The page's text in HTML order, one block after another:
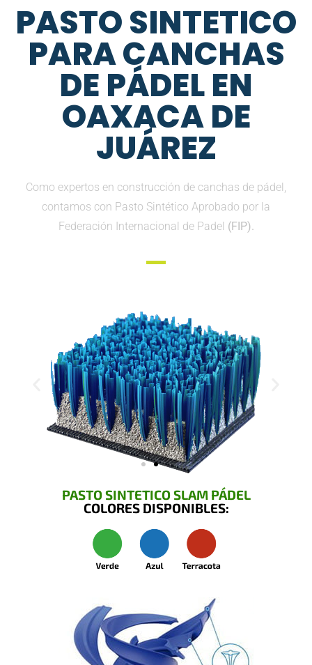
PASTO SINTETICO
PARA CANCHAS
DE PÁDEL EN
OAXACA DE
JUÁREZ
Como expertos en construcción de canchas de pádel,
contamos con Pasto Sintético Aprobado por la
Federación Internacional de Padel (FIP).
PASTO SINTETICO SLAM PÁDEL
COLORES DISPONIBLES: